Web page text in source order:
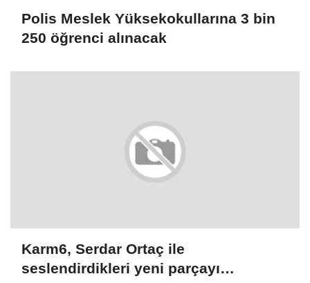
Polis Meslek Yüksekokullarına 3 bin
250 öğrenci alınacak
Karm6, Serdar Ortaç ile
seslendirdikleri yeni parçayı